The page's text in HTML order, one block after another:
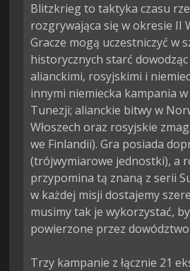
Blitzkrieg to taktyka czasu
rozgrywająca się w okresie II
Gracze mogą uczestniczyć w
historycznych starć
alianckimi, rosyjskimi i
innymi niemiecka kampania w
Tunezji; alianckie bitwy w
Włoszech oraz rosyjskie
we Finlandii). Gra posiada
(trójwymiarowe jednostki), a
przypomina tą znaną z serii
w każdej misji dostajemy
musimy tak je wykorzystać,
powierzone przez
Trzy kampanie z łącznie 21